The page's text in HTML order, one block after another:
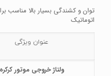
توان و کشندگی بسیار بالا مناسب
اتوماتیک
عنوان ویژگی
ولتاژ خروجی موتور کرکره